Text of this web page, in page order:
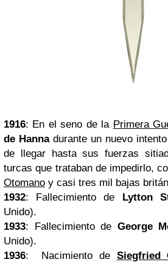
1916: En el seno de la Primera
de Hannadurante un nuevo
de llegar hasta sus fuerzas
turcas que trataban de impedirlo,
Otomano y casi tres mil bajas
1932: Fallecimiento de Lytton
Unido).
1933: Fallecimiento de George
Unido).
1936: Nacimiento de Siegfried